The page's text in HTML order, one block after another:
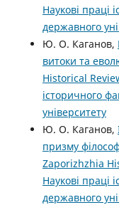
Наукові праці
державного
Ю. О. Каганов,
витоки та
Historical
історичного
університету
Ю. О. Каганов,
призму
Zaporizhzhia
Наукові праці
державного